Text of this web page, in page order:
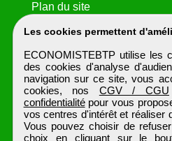
Les cookies permettent
ECONOMISTEBTP utilise les
des cookies d'analyse
navigation sur ce site, vous
cookies, nos CGV / CGU
confidentialitépour vous
vos centres d'intérêt et réaliser
Vous pouvez choisir de
choix en cliquant sur le
Plan du site